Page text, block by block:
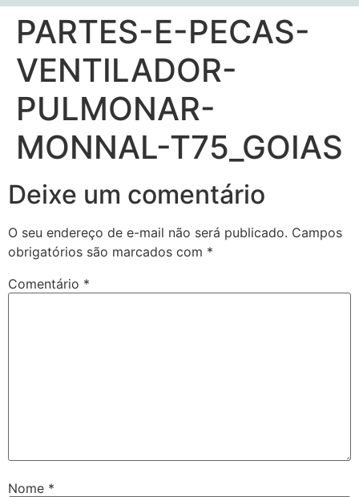
PARTES-E-PECAS-
VENTILADOR-
PULMONAR-
MONNAL-T75_GOIAS
Deixe um comentário
O seu endereço de e-mail não será publicado. Campos
obrigatórios são marcados com *
Comentário *
Nome *